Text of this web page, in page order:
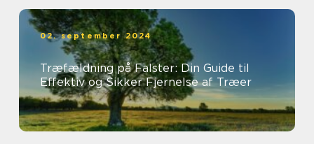
02. september 2024
Træfældning på Falster: Din Guide til
Effektiv og Sikker Fjernelse af Træer